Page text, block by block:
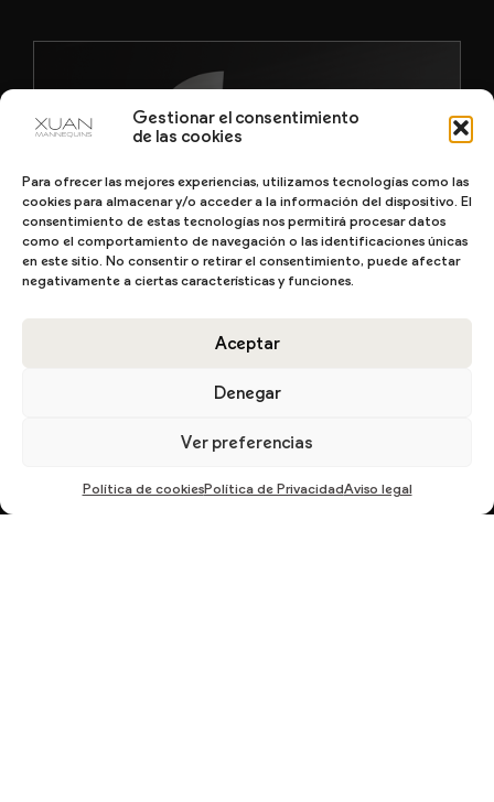
Gestionar el consentimiento
de las cookies
Para ofrecer las mejores experiencias, utilizamos tecnologías como las
cookies para almacenar y/o acceder a la información del dispositivo. El
consentimiento de estas tecnologías nos permitirá procesar datos
como el comportamiento de navegación o las identificaciones únicas
en este sitio. No consentir o retirar el consentimiento, puede afectar
negativamente a ciertas características y funciones.
Aceptar
Denegar
Ver preferencias
Política de cookiesPolítica de PrivacidadAviso legal
DESCARGA EL CATÁLOGO